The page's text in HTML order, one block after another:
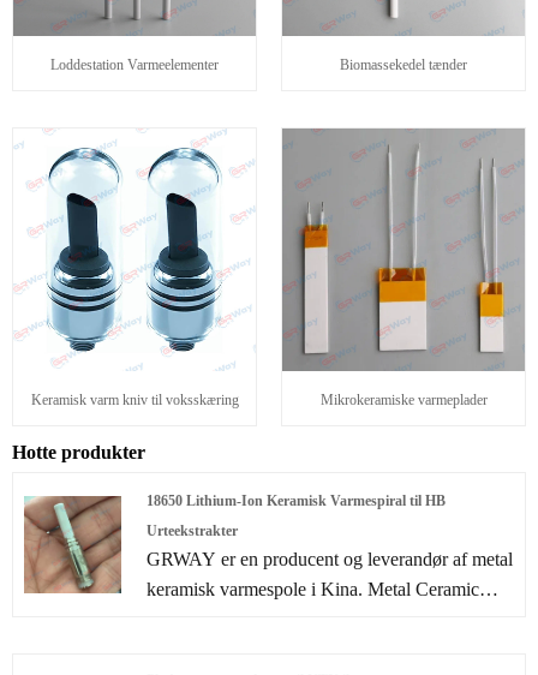
Loddestation Varmeelementer Biomassekedel tænder
Keramisk varm kniv til voksskæring Mikrokeramiske varmeplader
Hotte produkter
18650 Lithium-Ion Keramisk Varmespiral til HB
Urteekstrakter
GRWAY er en producent og leverandør af metal
keramisk varmespole i Kina. Metal Ceramic